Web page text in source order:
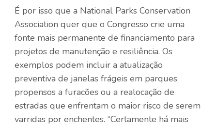
É por isso que a National Parks Conservation
Association quer que o Congresso crie uma
fonte mais permanente de financiamento para
projetos de manutenção e resiliência. Os
exemplos podem incluir a atualização
preventiva de janelas frágeis em parques
propensos a furacões ou a realocação de
estradas que enfrentam o maior risco de serem
varridas por enchentes. “Certamente há mais